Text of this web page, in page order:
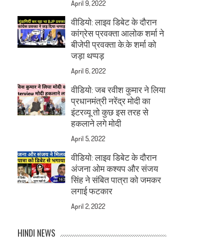
April 9, 2022
वीडियो: लाइव डिबेट के दौरान
कांग्रेस प्रवक्ता आलोक शर्मा ने
बीजेपी प्रवक्ता के.के शर्मा को
जड़ा थप्पड़
April 6, 2022
वीडियो: जब रवीश कुमार ने लिया
प्रधानमंत्री नरेंद्र मोदी का
इंटरव्यू तो कुछ इस तरह से
हकलाने लगे मोदी
April 5, 2022
वीडियो: लाइव डिबेट के दौरान
अंजना ओम कश्यप और संजय
सिंह ने संबित पात्रा को जमकर
लगाई फटकार
April 2, 2022
HINDI NEWS